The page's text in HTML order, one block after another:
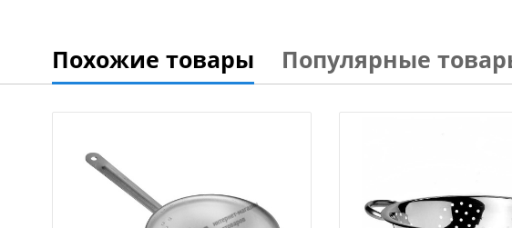
Похожие товары Популярные